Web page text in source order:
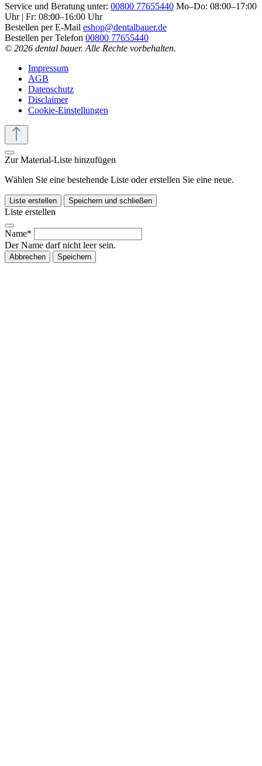
Service und Beratung unter: 00800 77655440 Mo–Do: 08:00–17:00
Uhr | Fr: 08:00–16:00 Uhr
Bestellen per E-Mail eshop@dentalbauer.de
Bestellen per Telefon 00800 77655440
© 2026 dental bauer. Alle Rechte vorbehalten.
Impressum
AGB
Datenschutz
Disclaimer
Cookie-Einstellungen
Zur Material-Liste hinzufügen
Wählen Sie eine bestehende Liste oder erstellen Sie eine neue.
Liste erstellen Speichern und schließen
Liste erstellen
Name*
Der Name darf nicht leer sein.
Abbrechen Speichern